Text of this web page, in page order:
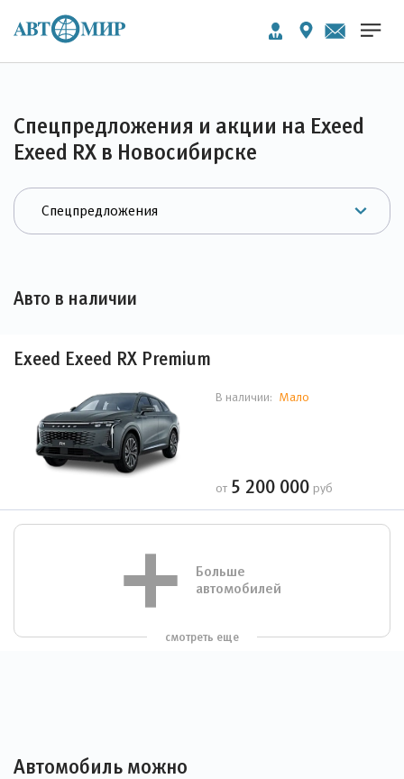
Спецпредложения и акции на Exeed
Exeed RX в Новосибирске
Авто в наличии
Exeed Exeed RX Premium
В наличии: Мало
от 5 200 000 руб
Больше
автомобилей
смотреть еще
Автомобиль можно